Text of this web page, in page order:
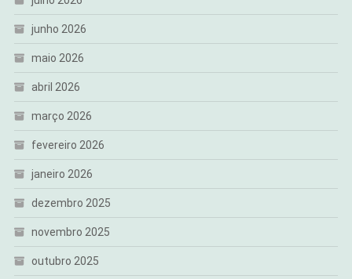
junho 2026
maio 2026
abril 2026
março 2026
fevereiro 2026
janeiro 2026
dezembro 2025
novembro 2025
outubro 2025